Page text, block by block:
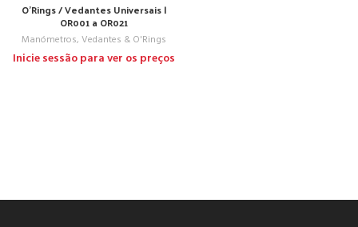
O’Rings / Vedantes Universais |
OR001 a OR021
Manómetros, Vedantes & O'Rings
Inicie sessão para ver os preços